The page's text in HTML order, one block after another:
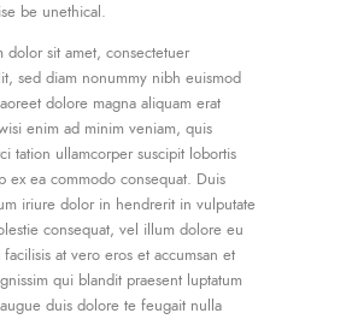
be unethical.
dolor sit amet, consectetuer
sed diam nonummy nibh euismod
dolore magna aliquam erat
enim ad minim veniam, quis
tation ullamcorper suscipit lobortis
ex ea commodo consequat. Duis
iriure dolor in hendrerit in vulputate
consequat, vel illum dolore eu
at vero eros et accumsan et
qui blandit praesent luptatum
duis dolore te feugait nulla